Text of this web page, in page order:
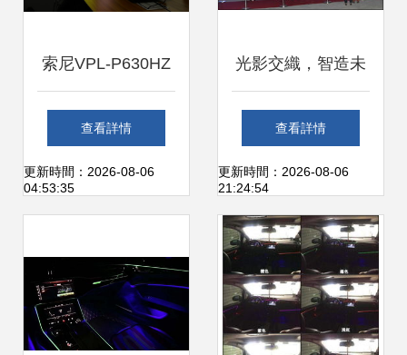
索尼VPL-P630HZ
投影評測 3LCD色
彩與高亮激光的完
特的氛圍投影燈功
能
查看詳情
更新時間：2026-08-06
04:53:35
光影交織，智造未
來 虛擬燈光投影助
力挖機新品震撼亮
相
查看詳情
更新時間：2026-08-06
21:24:54